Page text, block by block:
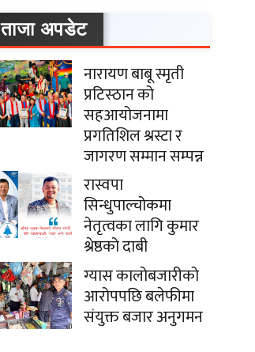
ताजा अपडेट
नारायण बाबू स्मृती
प्रटिस्ठान को
सहआयोजनामा
प्रगतिशिल श्रस्टा र
जागरण सम्मान सम्पन्न
रास्वपा
सिन्धुपाल्चोकमा
नेतृत्वका लागि कुमार
श्रेष्ठको दाबी
ग्यास कालोबजारीको
आरोपपछि बलेफीमा
संयुक्त बजार अनुगमन